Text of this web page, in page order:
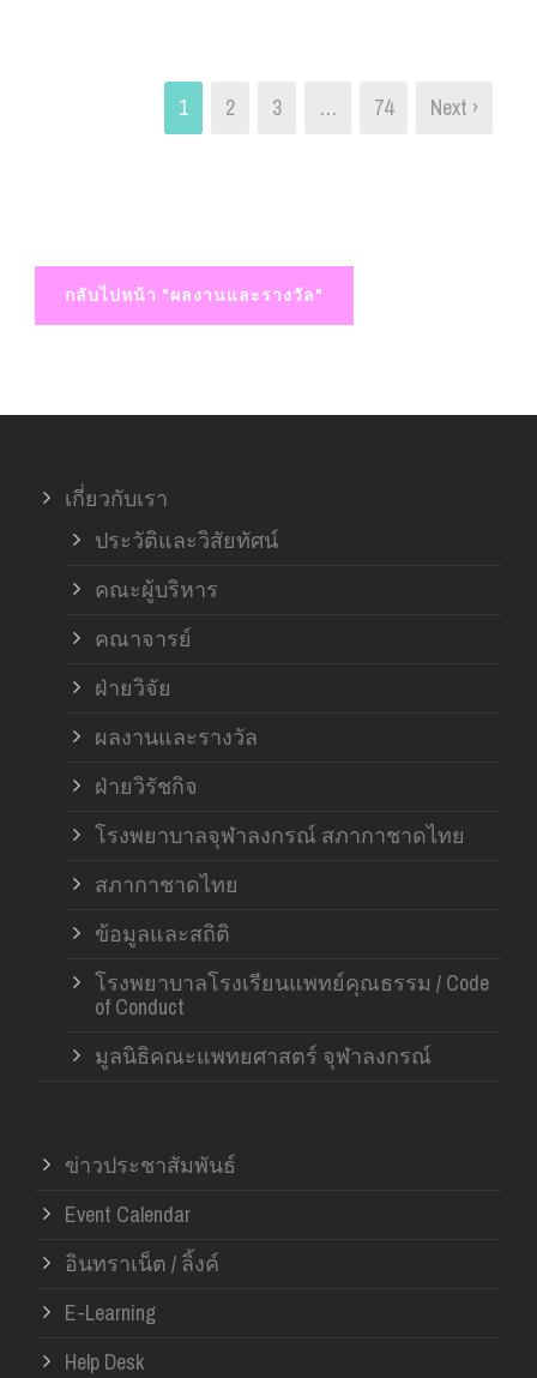
1 2 3 … 74 Next ›
กลับไปหน้า "ผลงานและรางวัล"
เกี่ยวกับเรา
ประวัติและวิสัยทัศน์
คณะผู้บริหาร
คณาจารย์
ฝ่ายวิจัย
ผลงานและรางวัล
ฝ่ายวิรัชกิจ
โรงพยาบาลจุฬาลงกรณ์ สภากาชาดไทย
สภากาชาดไทย
ข้อมูลและสถิติ
โรงพยาบาลโรงเรียนแพทย์คุณธรรม / Code
of Conduct
มูลนิธิคณะแพทยศาสตร์ จุฬาลงกรณ์
ข่าวประชาสัมพันธ์
Event Calendar
อินทราเน็ต / ลิ้งค์
E-Learning
Help Desk